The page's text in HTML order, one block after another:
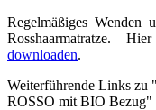
Regelmäßiges Wenden
Rosshaarmatratze.
downloaden.
Weiterführende Links zu
ROSSO mit BIO Bezug"